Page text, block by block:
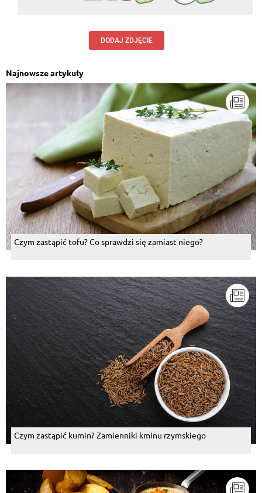
DODAJ ZDJĘCIE
Najnowsze artykuły
Czym zastąpić tofu? Co sprawdzi się zamiast niego?
Czym zastąpić kumin? Zamienniki kminu rzymskiego